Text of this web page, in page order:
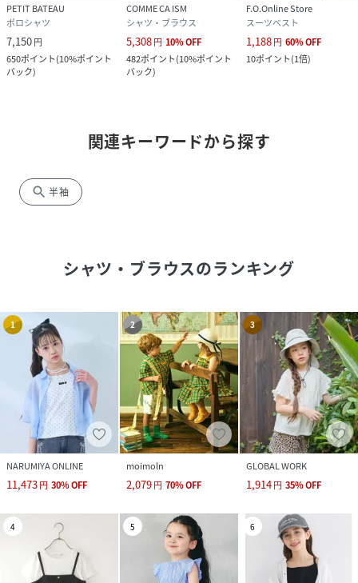
PETIT BATEAU
ポロシャツ
7,150円
650ポイント(10%ポイント
バック)
COMME CA ISM
シャツ・ブラウス
5,308円 10%OFF
482ポイント(10%ポイント
バック)
F.O.Online Store
スーツベスト
1,188円 60%OFF
10ポイント(1倍)
関連キーワードから探す
search 半袖
シャツ・ブラウスのランキング
1
NARUMIYA ONLINE
11,473円 30%OFF
2
moimoln
2,079円 70%OFF
3
GLOBAL WORK
1,914円 35%OFF
4 5 6